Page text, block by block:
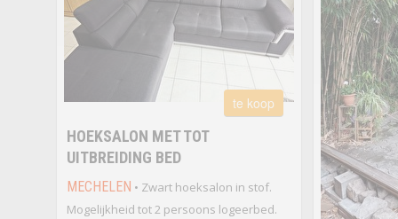
te koop
HOEKSALON MET TOT
UITBREIDING BED
MECHELEN • Zwart hoeksalon in stof.
Mogelijkheid tot 2 persoons logeerbed.